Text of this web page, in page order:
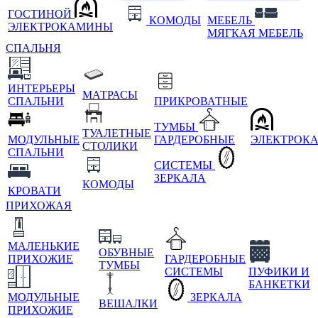
ГОСТИНОЙ
ЭЛЕКТРОКАМИНЫ
КОМОДЫ МЕБЕЛЬ
МЯГКАЯ МЕБЕЛЬ
СПАЛЬНЯ
ИНТЕРЬЕРЫ
СПАЛЬНИ
МОДУЛЬНЫЕ
СПАЛЬНИ
КРОВАТИ
МАТРАСЫ
ТУАЛЕТНЫЕ
СТОЛИКИ
КОМОДЫ
ПРИКРОВАТНЫЕ
ТУМБЫ
ГАРДЕРОБНЫЕ
СИСТЕМЫ
ЗЕРКАЛА
ПРИХОЖАЯ
МАЛЕНЬКИЕ
ПРИХОЖИЕ
МОДУЛЬНЫЕ
ПРИХОЖИЕ
ОБУВНЫЕ
ТУМБЫ
ВЕШАЛКИ
ГАРДЕРОБНЫЕ
СИСТЕМЫ
ЗЕРКАЛА
ПУФИКИ И
БАНКЕТКИ